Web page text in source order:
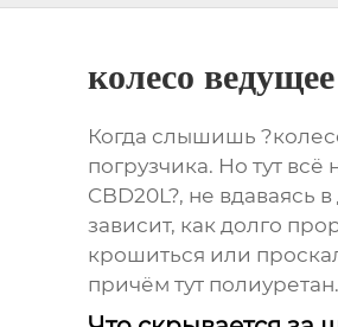
колесо
Когда слышишь
погрузчика. Но тут
CBD20L?, не вдаваясь
зависит, как долго
крошиться или
причём тут полиуретан.